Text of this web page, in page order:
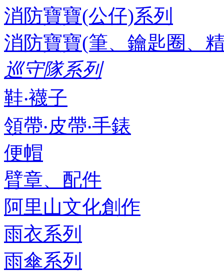
消防寶寶(公仔)系列
消防寶寶(筆、鑰匙圈、
巡守隊系列
鞋‧襪子
領帶‧皮帶‧手錶
便帽
臂章、配件
阿里山文化創作
雨衣系列
雨傘系列